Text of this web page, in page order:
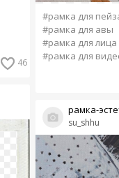
46
#рамка для
#рамка для авы
#рамка для лица
#рамка для
su_shhu
рамка-